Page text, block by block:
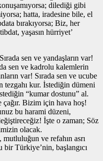
dilediği gibi
hatta, iradesine bile, el
bırakıyorsa; Biz, her
yaşasın hürriyet’
sen ve yandaşların var!
sen ve kadrolu kalemlerin
var! Sırada sen ve ucube
kur. İstediğin dümeni
“kumar dostunu” al.
çağır. Bizim için hava hoş!
bu harami düzeni,
İşte o zaman; Söz
olacak.
ve refahın asrı
Türkiye’nin, başlangıcı